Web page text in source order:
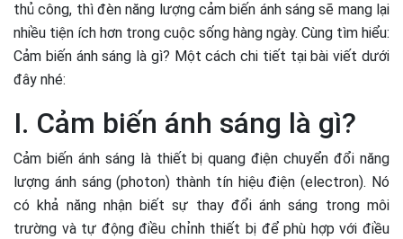
thủ công, thì đèn năng lượng cảm biến ánh sáng sẽ mang lại
nhiều tiện ích hơn trong cuộc sống hàng ngày. Cùng tìm hiểu:
Cảm biến ánh sáng là gì? Một cách chi tiết tại bài viết dưới
đây nhé:
I. Cảm biến ánh sáng là gì?
Cảm biến ánh sáng là thiết bị quang điện chuyển đổi năng
lượng ánh sáng (photon) thành tín hiệu điện (electron). Nó
có khả năng nhận biết sự thay đổi ánh sáng trong môi
trường và tự động điều chỉnh thiết bị để phù hợp với điều